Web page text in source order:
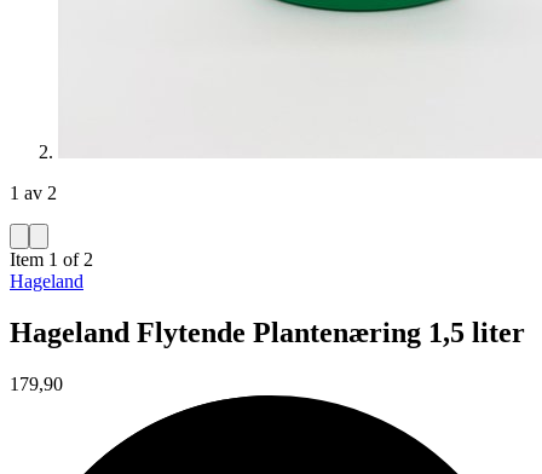
1 av 2
Item 1 of 2
Hageland
Hageland Flytende Plantenæring 1,5 liter
179,90